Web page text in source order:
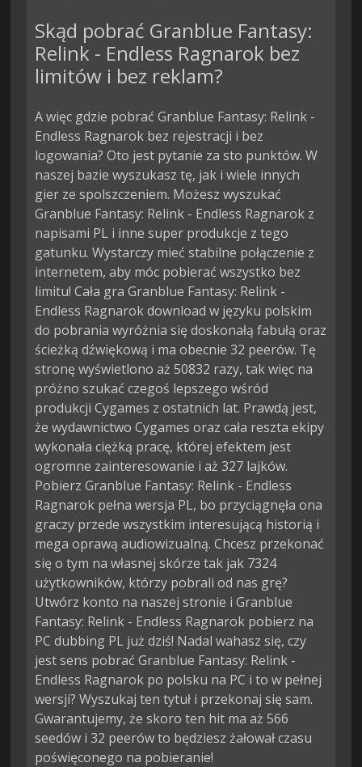
Skąd pobrać Granblue Fantasy:
Relink - Endless Ragnarok bez
limitów i bez reklam?
A więc gdzie pobrać Granblue Fantasy: Relink -
Endless Ragnarok bez rejestracji i bez
logowania? Oto jest pytanie za sto punktów. W
naszej bazie wyszukasz tę, jak i wiele innych
gier ze spolszczeniem. Możesz wyszukać
Granblue Fantasy: Relink - Endless Ragnarok z
napisami PL i inne super produkcje z tego
gatunku. Wystarczy mieć stabilne połączenie z
internetem, aby móc pobierać wszystko bez
limitu! Cała gra Granblue Fantasy: Relink -
Endless Ragnarok download w języku polskim
do pobrania wyróżnia się doskonałą fabułą oraz
ścieżką dźwiękową i ma obecnie 32 peerów. Tę
stronę wyświetlono aż 50832 razy, tak więc na
próżno szukać czegoś lepszego wśród
produkcji Cygames z ostatnich lat. Prawdą jest,
że wydawnictwo Cygames oraz cała reszta ekipy
wykonała ciężką pracę, której efektem jest
ogromne zainteresowanie i aż 327 lajków.
Pobierz Granblue Fantasy: Relink - Endless
Ragnarok pełna wersja PL, bo przyciągnęła ona
graczy przede wszystkim interesującą historią i
mega oprawą audiowizualną. Chcesz przekonać
się o tym na własnej skórze tak jak 7324
użytkowników, którzy pobrali od nas grę?
Utwórz konto na naszej stronie i Granblue
Fantasy: Relink - Endless Ragnarok pobierz na
PC dubbing PL już dziś! Nadal wahasz się, czy
jest sens pobrać Granblue Fantasy: Relink -
Endless Ragnarok po polsku na PC i to w pełnej
wersji? Wyszukaj ten tytuł i przekonaj się sam.
Gwarantujemy, że skoro ten hit ma aż 566
seedów i 32 peerów to będziesz żałował czasu
poświęconego na pobieranie!